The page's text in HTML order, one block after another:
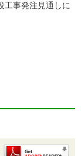
工事発注見通しに